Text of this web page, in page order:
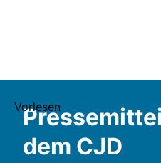
Vorlesen
dem CJD